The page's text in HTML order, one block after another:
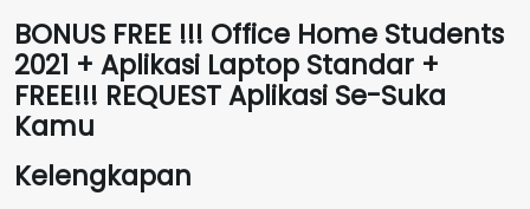
BONUS FREE !!! Office Home Students
2021 + Aplikasi Laptop Standar +
FREE!!! REQUEST Aplikasi Se-Suka
Kamu
Kelengkapan